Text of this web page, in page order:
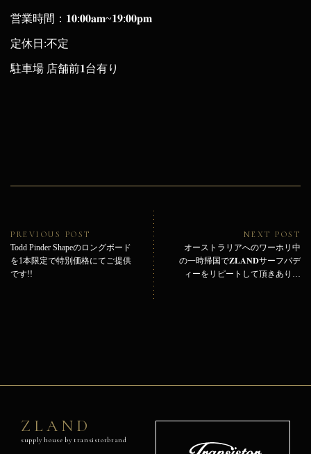
営業時間：𝟏𝟎:𝟎𝟎𝐚𝐦~𝟏𝟗:𝟎𝟎𝐩𝐦
定休日:不定
駐車場 店舗前𝟏台有り
ビ
ゲ
ー
シ
PREVIOUS POST
post:
Todd Pinder Shapeのロングボード
を1本限定で特別価格にてご提供
です!!
NEXT POST
オーストラリアへのワーホリ中
の一時帰国で𝐙𝐋𝐀𝐍𝐃サーフバデ
ィーをリピートして頂きありが
ZLAND
supply house by transistorbrand
Transistor